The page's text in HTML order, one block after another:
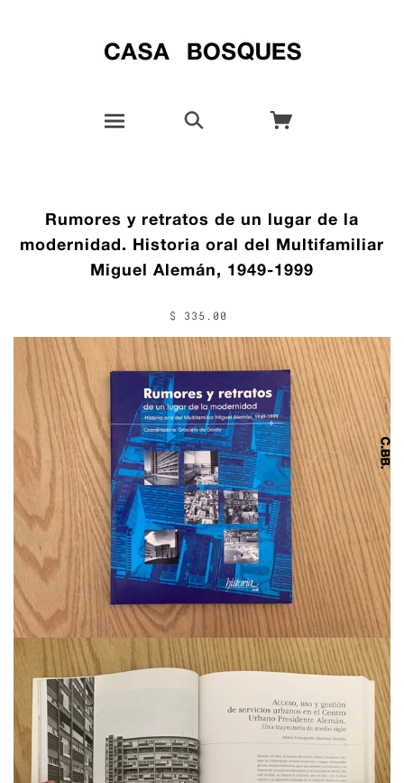
Rumores y retratos de un lugar de la
modernidad. Historia oral del Multifamiliar
Miguel Alemán, 1949-1999
$ 335.00